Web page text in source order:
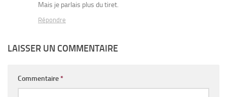
Mais je parlais plus du tiret.
Répondre
LAISSER UN COMMENTAIRE
Commentaire*